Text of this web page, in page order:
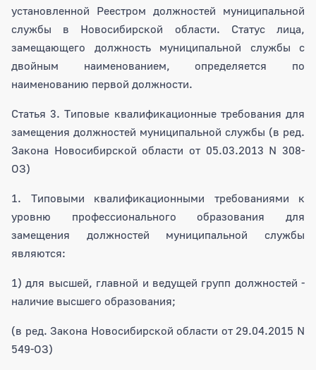
установленной Реестром должностей муниципальной
службы в Новосибирской области. Статус лица,
замещающего должность муниципальной службы с
двойным наименованием, определяется по
наименованию первой должности.
Статья 3. Типовые квалификационные требования для
замещения должностей муниципальной службы (в ред.
Закона Новосибирской области от 05.03.2013 N 308-
ОЗ)
1. Типовыми квалификационными требованиями к
уровню профессионального образования для
замещения должностей муниципальной службы
являются:
1) для высшей, главной и ведущей групп должностей -
наличие высшего образования;
(в ред. Закона Новосибирской области от 29.04.2015 N
549-ОЗ)